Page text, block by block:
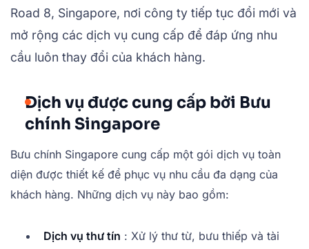
Road 8, Singapore, nơi công ty tiếp tục đổi mới và
mở rộng các dịch vụ cung cấp để đáp ứng nhu
cầu luôn thay đổi của khách hàng.
Dịch vụ được cung cấp bởi Bưu
chính Singapore
Bưu chính Singapore cung cấp một gói dịch vụ toàn
diện được thiết kế để phục vụ nhu cầu đa dạng của
khách hàng. Những dịch vụ này bao gồm:
Dịch vụ thư tín : Xử lý thư từ, bưu thiếp và tài